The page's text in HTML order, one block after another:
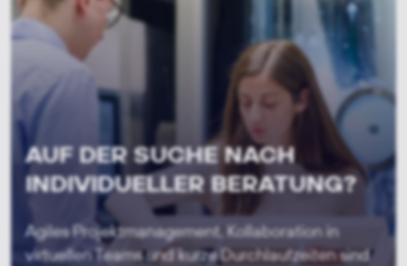
AUF DER SUCHE NACH
INDIVIDUELLER BERATUNG?
Agiles Projektmanagement, Kollaboration in
virtuellen Teams und kurze Durchlaufzeiten sind